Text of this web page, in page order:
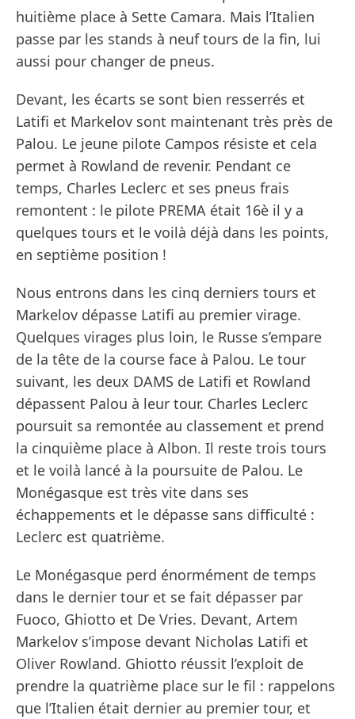
huitième place à Sette Camara. Mais l’Italien
passe par les stands à neuf tours de la fin, lui
aussi pour changer de pneus.
Devant, les écarts se sont bien resserrés et
Latifi et Markelov sont maintenant très près de
Palou. Le jeune pilote Campos résiste et cela
permet à Rowland de revenir. Pendant ce
temps, Charles Leclerc et ses pneus frais
remontent : le pilote PREMA était 16è il y a
quelques tours et le voilà déjà dans les points,
en septième position !
Nous entrons dans les cinq derniers tours et
Markelov dépasse Latifi au premier virage.
Quelques virages plus loin, le Russe s’empare
de la tête de la course face à Palou. Le tour
suivant, les deux DAMS de Latifi et Rowland
dépassent Palou à leur tour. Charles Leclerc
poursuit sa remontée au classement et prend
la cinquième place à Albon. Il reste trois tours
et le voilà lancé à la poursuite de Palou. Le
Monégasque est très vite dans ses
échappements et le dépasse sans difficulté :
Leclerc est quatrième.
Le Monégasque perd énormément de temps
dans le dernier tour et se fait dépasser par
Fuoco, Ghiotto et De Vries. Devant, Artem
Markelov s’impose devant Nicholas Latifi et
Oliver Rowland. Ghiotto réussit l’exploit de
prendre la quatrième place sur le fil : rappelons
que l’Italien était dernier au premier tour, et